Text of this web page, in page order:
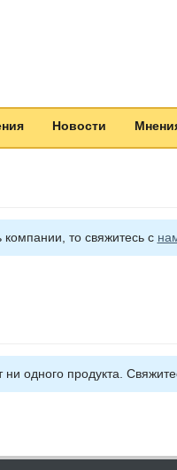
Новости
то свяжитесь с
одного продукта.